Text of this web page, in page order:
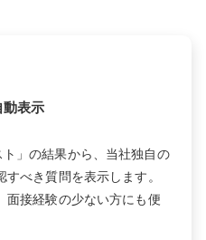
動表示
」の結果から、当社独自の
べき質問を表示します。
面接経験の少ない方にも便